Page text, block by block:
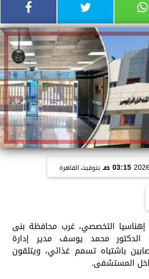
03:15 صـ بتوقيت القاهرة
التخصصي، غرب محافظة بنى
محمد يوسف مدير إدارة
16 مصابين باشتباه تسمم غذائي، ويتلقون
المستشفى.